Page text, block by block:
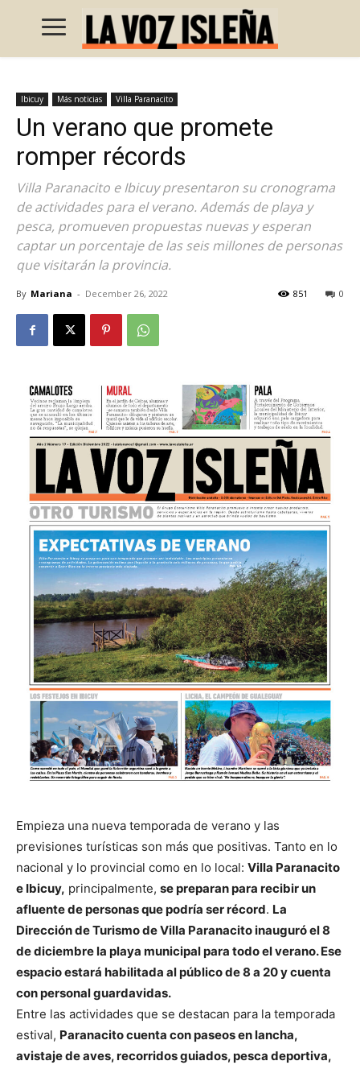
Ibicuy Más noticias Villa Paranacito
Un verano que promete
romper récords
Villa Paranacito e Ibicuy presentaron su cronograma
de actividades para el verano. Además de playa y
pesca, promueven propuestas nuevas y esperan
captar un porcentaje de las seis millones de personas
que visitarán la provincia.
By Mariana - December 26, 2022 0
851
Empieza una nueva temporada de verano y las
previsiones turísticas son más que positivas. Tanto en lo
nacional y lo provincial como en lo local: Villa Paranacito
e Ibicuy, principalmente, se preparan para recibir un
afluente de personas que podría ser récord. La
Dirección de Turismo de Villa Paranacito inauguró el 8
de diciembre la playa municipal para todo el verano. Ese
espacio estará habilitada al público de 8 a 20 y cuenta
con personal guardavidas.
Entre las actividades que se destacan para la temporada
estival, Paranacito cuenta con paseos en lancha,
avistaje de aves, recorridos guiados, pesca deportiva,